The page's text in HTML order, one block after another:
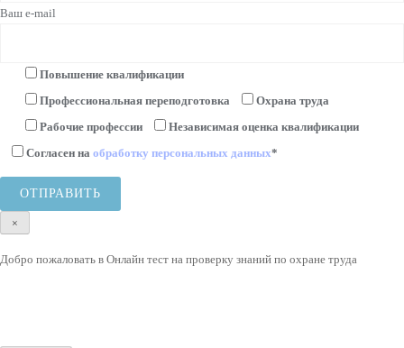
Ваш e-mail
Повышение квалификации
Профессиональная переподготовка
Охрана труда
Рабочие профессии
Независимая оценка квалификации
Согласен на обработку персональных данных*
×
Добро пожаловать в Онлайн тест на проверку знаний по охране труда